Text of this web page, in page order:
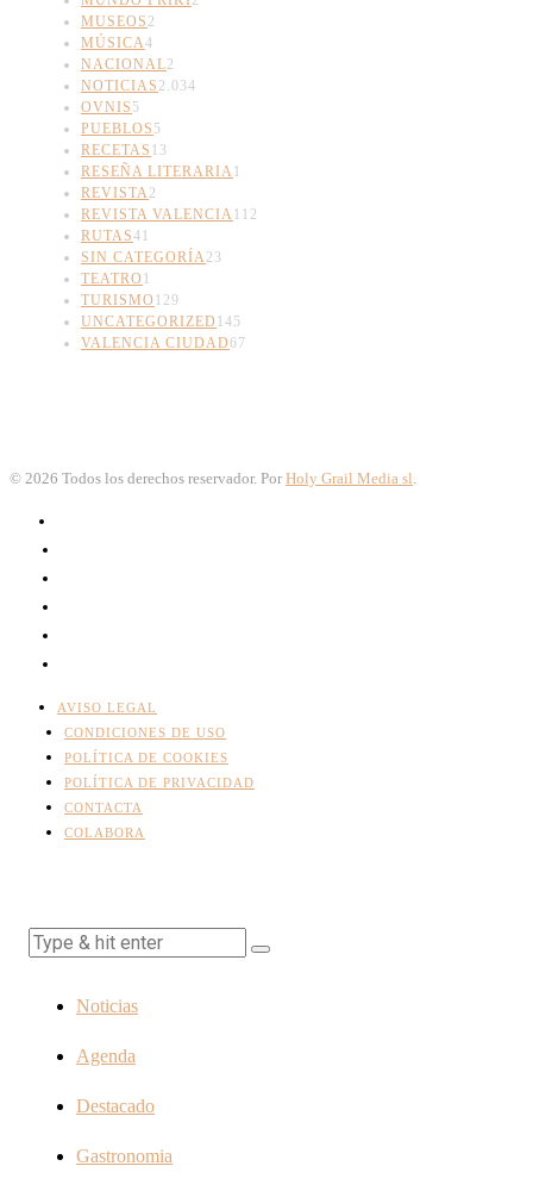
MUSEOS 2
MÚSICA4
NACIONAL2
NOTICIAS 2.034
OVNIS 5
PUEBLOS 5
RECETAS 13
RESEÑA LITERARIA1
REVISTA2
REVISTA VALENCIA112
RUTAS41
SIN CATEGORÍA23
TEATRO 1
TURISMO 129
UNCATEGORIZED 145
VALENCIA CIUDAD67
© 2026 Todos los derechos reservador. Por Holy Grail Media sl
AVISO LEGAL
CONDICIONES DE USO
POLÍTICA DE COOKIES
POLÍTICA DE PRIVACIDAD
CONTACTA
COLABORA
Noticias
Agenda
Destacado
Gastronomia